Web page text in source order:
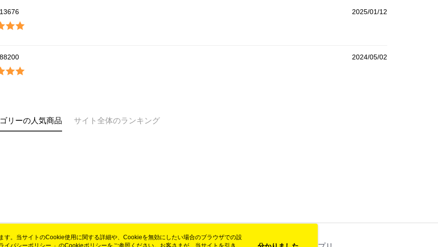
2025/01/12
2024/05/02
リーの人気商品 サイト全体のランキング
す。当サイトのCookie使用に関する詳細や、Cookieを無効にしたい場合のブラウザでの設
イバシーポリシー 」のCookieポリシーをご参照ください。お客さまが、当サイトを引き続